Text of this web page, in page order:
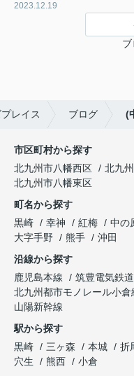
2023.12.19
レイス ブログ (
市区町村から探す
北九州市八幡西区
北九
北九州市八幡東区
町名から探す
黒崎
幸神 紅梅 中の
大字手野
熊手
沖田
沿線から探す
鹿児島本線
筑豊電気鉄道
北九州都市モノレール小倉
山陽新幹線
駅から探す
黒崎
三ヶ森 本城 折
穴生
熊西 小倉